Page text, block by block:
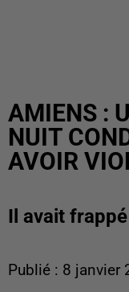
AMIENS :
NUIT
AVOIR
Il avait
Publié : 8 janvier